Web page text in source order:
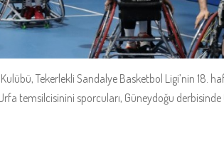
Tekerlekli Sandalye Basketbol Ligi’nin 18.
temsilcisinini sporcuları, Güneydoğu